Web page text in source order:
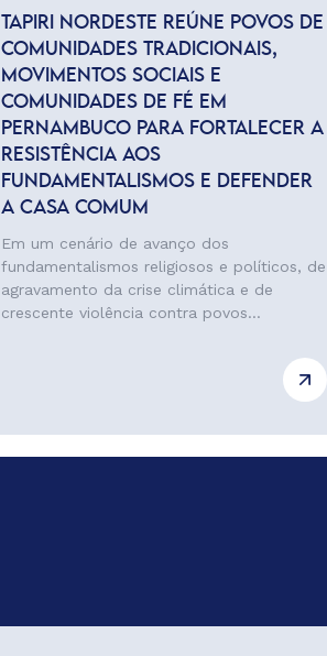
TAPIRI NORDESTE REÚNE POVOS DE
COMUNIDADES TRADICIONAIS,
MOVIMENTOS SOCIAIS E
COMUNIDADES DE FÉ EM
PERNAMBUCO PARA FORTALECER A
RESISTÊNCIA AOS
FUNDAMENTALISMOS E DEFENDER
A CASA COMUM
Em um cenário de avanço dos
fundamentalismos religiosos e políticos, de
agravamento da crise climática e de
crescente violência contra povos...